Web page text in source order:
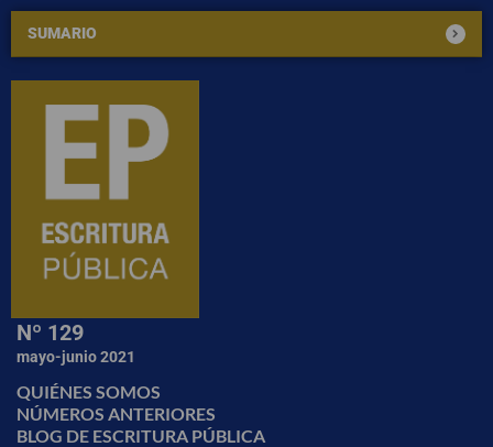
SUMARIO
Nº 129
mayo-junio 2021
QUIÉNES SOMOS
NÚMEROS ANTERIORES
BLOG DE ESCRITURA PÚBLICA